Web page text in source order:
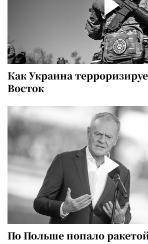
Как Украина
Восток
По Польше попало